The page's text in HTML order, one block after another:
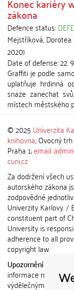
zákona
Defence status:
Mejstříková, Dorotea
2020)
Date of defense:22.
Graffiti je podle
uplatňuje hrdinná
snaze zanechat
místech městského
© 2025 Univerzita
knihovna, Ovocný
Praha 1;email:
cuni.cz
Za dodržení všech
autorského zákona
zodpovědné
Univerzity Karlovy. /
constituent part of
University is
adherence to all
copyright law.
Upozornění / Notice:
informace nemohou
výdělečným účelům